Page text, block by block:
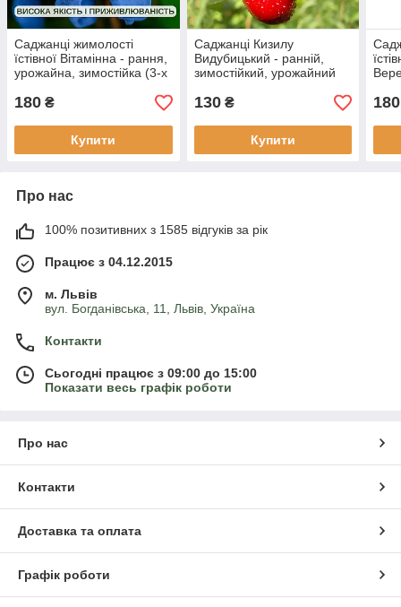
Саджанці жимолості
їстівної Вітамінна - рання,
урожайна, зимостійка (3-х
180 ₴
Купити
Саджанці Кизилу
Видубицький - ранній,
зимостійкий, урожайний
130₴
Купити
180
Про нас
100% позитивних з 1585 відгуків за рік
Працює з 04.12.2015
м. Львів
вул. Богданівська, 11, Львів, Україна
Контакти
Сьогодні працює з 09:00 до 15:00
Показати весь графік роботи
Про нас
Контакти
Доставка та оплата
Графік роботи